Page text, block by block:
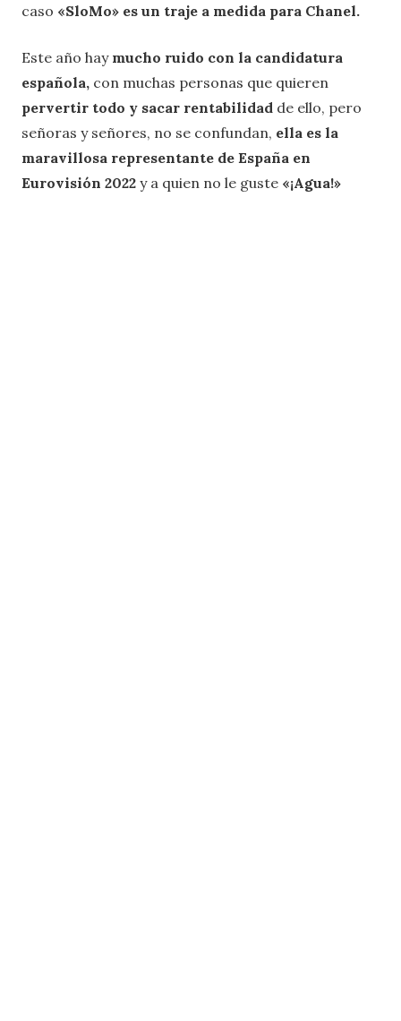
caso «SloMo» es un traje a medida para Chanel.
Este año hay mucho ruido con la candidatura
española, con muchas personas que quieren
pervertir todo y sacar rentabilidad de ello, pero
señoras y señores, no se confundan, ella es la
maravillosa representante de España en
Eurovisión 2022 y a quien no le guste «¡Agua!»